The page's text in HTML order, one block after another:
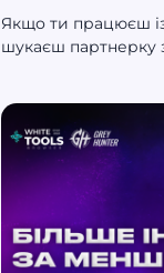
Якщо ти працюєш
шукаєш партнерку
букмекерів на
гравці, а не просто